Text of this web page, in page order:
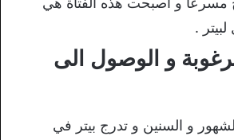
.
و الوصول الى
و السنين و تدرج بيتر في